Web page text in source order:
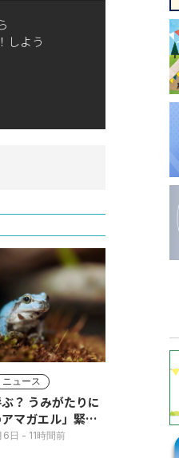
しよう
ニュース
？ うみがたりに
アマガエル」緊急
6日 - 11時間前